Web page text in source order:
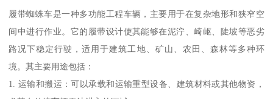
履带蜘蛛车是一种多功能工程车辆，主要用于在复杂地形和狭窄空
间中进行作业。它的履带设计使其能够在泥泞、崎岖、陡坡等恶劣
路况下稳定行驶，适用于建筑工地、矿山、农田、森林等多种环
境。其主要用途包括：
1. 运输和搬运：可以承载和运输重型设备、建筑材料或其他物资，